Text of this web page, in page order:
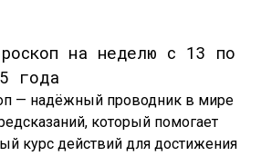
— надёжный проводник в мире
который помогает
курс действий для достижения